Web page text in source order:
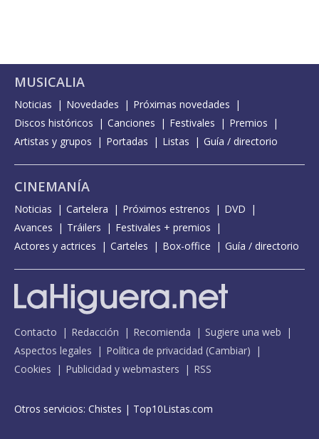
MUSICALIA
Noticias Novedades
Próximas novedades
Discos históricos
Canciones Festivales
Premios
Artistas y grupos
Portadas Listas Guía / directorio
CINEMANÍA
Noticias Cartelera Próximos estrenos
DVD
Avances
Tráilers
Festivales + premios
Actores y actrices
Carteles Box-office Guía / directorio
Contacto Redacción Recomienda
Sugiere una web
Aspectos legales
Política de privacidad (Cambiar)
Cookies
Publicidad y webmasters RSS
Otros servicios: Chistes | Top10Listas.com